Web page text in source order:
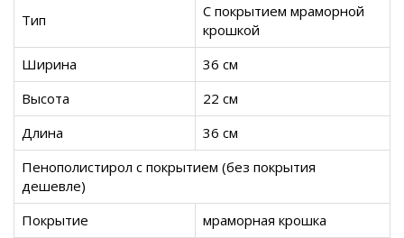
Тип
С покрытием мраморной
крошкой
Ширина
36 см
Высота
22 см
Длина
36 см
Пенополистирол с покрытием (без покрытия
дешевле)
Покрытие
мраморная крошка